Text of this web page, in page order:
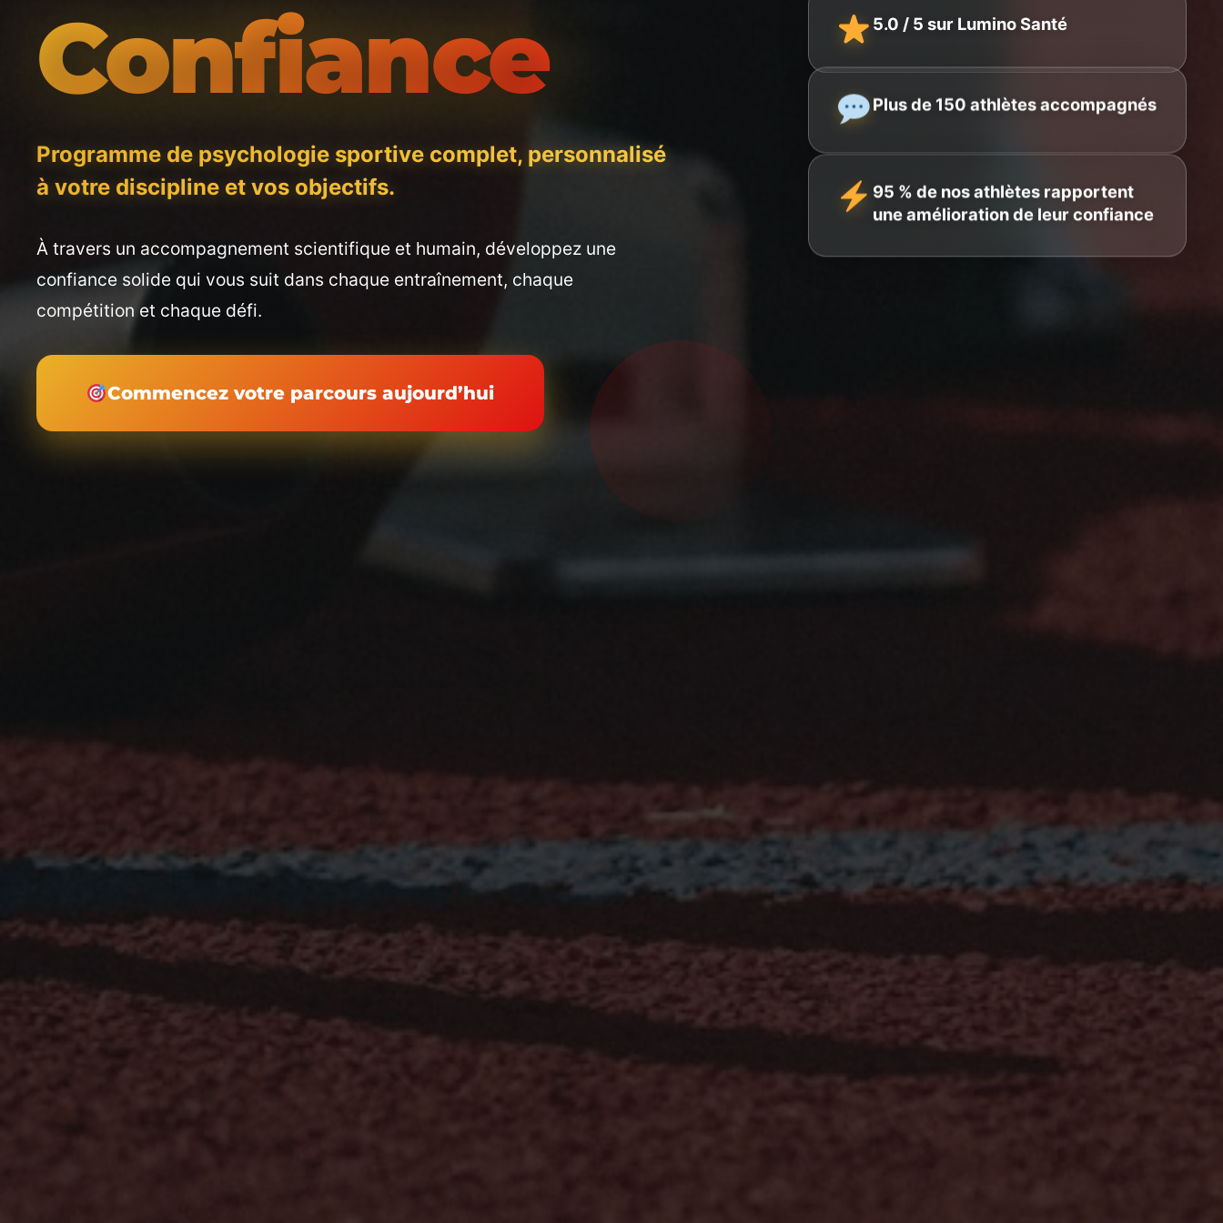
Confiance
Programme de psychologie sportive complet, personnalisé
à votre discipline et vos objectifs.
À travers un accompagnement scientifique et humain, développez une
confiance solide qui vous suit dans chaque entraînement, chaque
compétition et chaque défi.
Commencez votre parcours aujourd’hui
5.0 / 5 sur Lumino Santé
Plus de 150 athlètes accompagnés
95 % de nos athlètes rapportent
une amélioration de leur confiance